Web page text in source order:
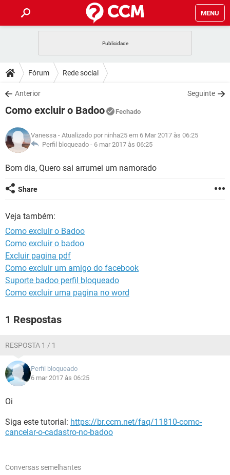
MENU
CELULAR
OUTLOOK
INSTAGRAM GMAIL
GUIA DE COMPRAS
DICAS
JOGOS
INSTAGRAM GMAIL
GUIA DE COMPRAS
DOWNLOADS
JOGOS WHATSAPP
CELULAR
OUTLOOK EXCEL
INSTAGRAM
JOGOS WHATSAPP
CELULAR
OUTLOOK EXCEL
INSTAGRAM
GLOSSÁRIO
JOGOS WHATSAPP
INSTAGRAM
GUIA DE COMPRAS
Fórum Rede social
Anterior Seguinte
Como excluir o Badoo Fechado
Vanessa - Atualizado por ninha25 em 6 Mar 2017 às 06:25
Perfil bloqueado - 6 mar 2017 às 06:25
Bom dia, Quero sai arrumei um namorado
Share
Veja também:
Como excluir o Badoo
Como excluir o badoo
Excluir pagina pdf
Como excluir um amigo do facebook
Suporte badoo perfil bloqueado
Como excluir uma pagina no word
1 Respostas
RESPOSTA 1 / 1
Perfil bloqueado
6 mar 2017 às 06:25
Oi
Siga este tutorial: https://br.ccm.net/faq/11810-como-
cancelar-o-cadastro-no-badoo
Conversas semelhantes